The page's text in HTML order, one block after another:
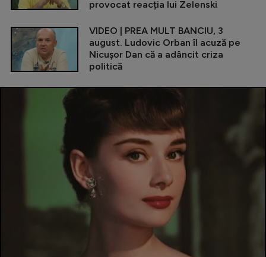
provocat reacția lui Zelenski
VIDEO | PREA MULT BANCIU, 3
august. Ludovic Orban îl acuză pe
Nicușor Dan că a adâncit criza
politică